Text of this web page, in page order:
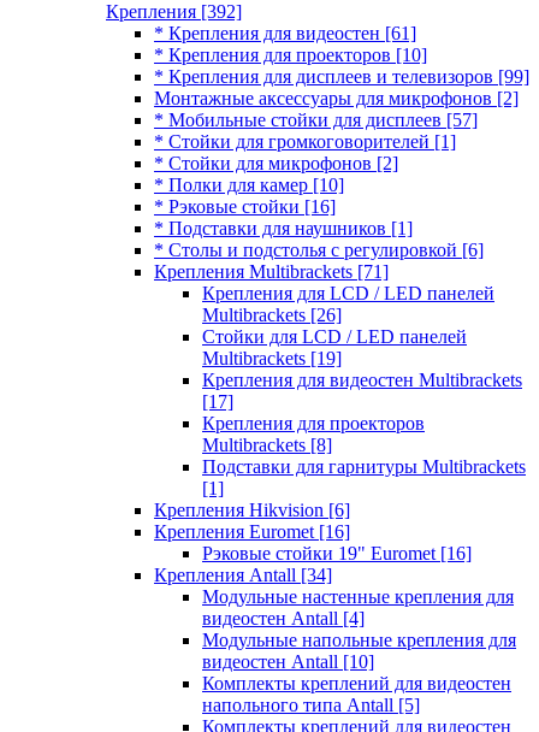
Крепления [392]
* Крепления для видеостен [61]
* Крепления для проекторов [10]
* Крепления для дисплеев и телевизоров [99]
Монтажные аксессуары для микрофонов [2]
* Мобильные стойки для дисплеев [57]
* Стойки для громкоговорителей [1]
* Стойки для микрофонов [2]
* Полки для камер [10]
* Рэковые стойки [16]
* Подставки для наушников [1]
* Столы и подстолья с регулировкой [6]
Крепления Multibrackets [71]
Крепления для LCD / LED панелей
Multibrackets [26]
Стойки для LCD / LED панелей
Multibrackets [19]
Крепления для видеостен Multibrackets
[17]
Крепления для проекторов
Multibrackets [8]
Подставки для гарнитуры Multibrackets
[1]
Крепления Hikvision [6]
Крепления Euromet [16]
Рэковые стойки 19" Euromet [16]
Крепления Antall [34]
Модульные настенные крепления для
видеостен Antall [4]
Модульные напольные крепления для
видеостен Antall [10]
Комплекты креплений для видеостен
напольного типа Antall [5]
Комплекты креплений для видеостен